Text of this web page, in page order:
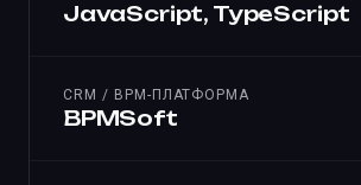
JavaScript, TypeScript
CRM / BPM-ПЛАТФОРМА
BPMSoft